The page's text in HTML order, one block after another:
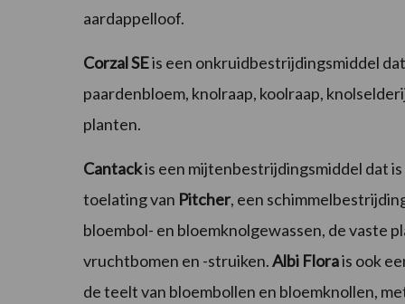
aardappelloof.
Corzal SEis een onkruidbestrijdingsmiddel
paardenbloem, knolraap, koolraap,
planten.
Cantackis een mijtenbestrijdingsmiddel dat
toelating van Pitcher, een
bloembol- en bloemknolgewassen, de vaste
vruchtbomen en -struiken.Albi Florais ook
de teelt van bloembollen en bloemknollen,